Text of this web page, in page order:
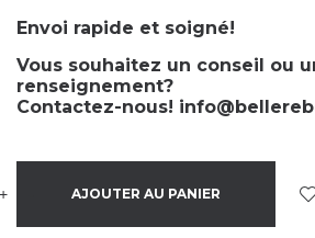
Envoi rapide et soigné!
Vous souhaitez un conseil ou
renseignement?
Contactez-nous!
+ AJOUTER AU PANIER